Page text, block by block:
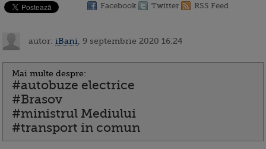
Facebook Twitter RSS Feed
autor: iBani , 9 septembrie 2020 16:24
Mai multe despre:
#autobuze electrice
#Brasov
#ministrul Mediului
#transport in comun